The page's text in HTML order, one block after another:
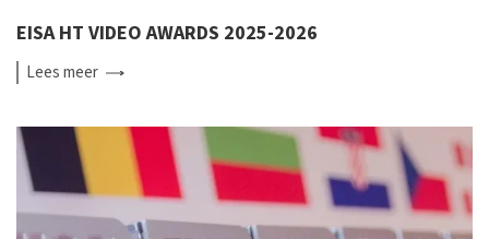
EISA HT VIDEO AWARDS 2025-2026
Leesmeer